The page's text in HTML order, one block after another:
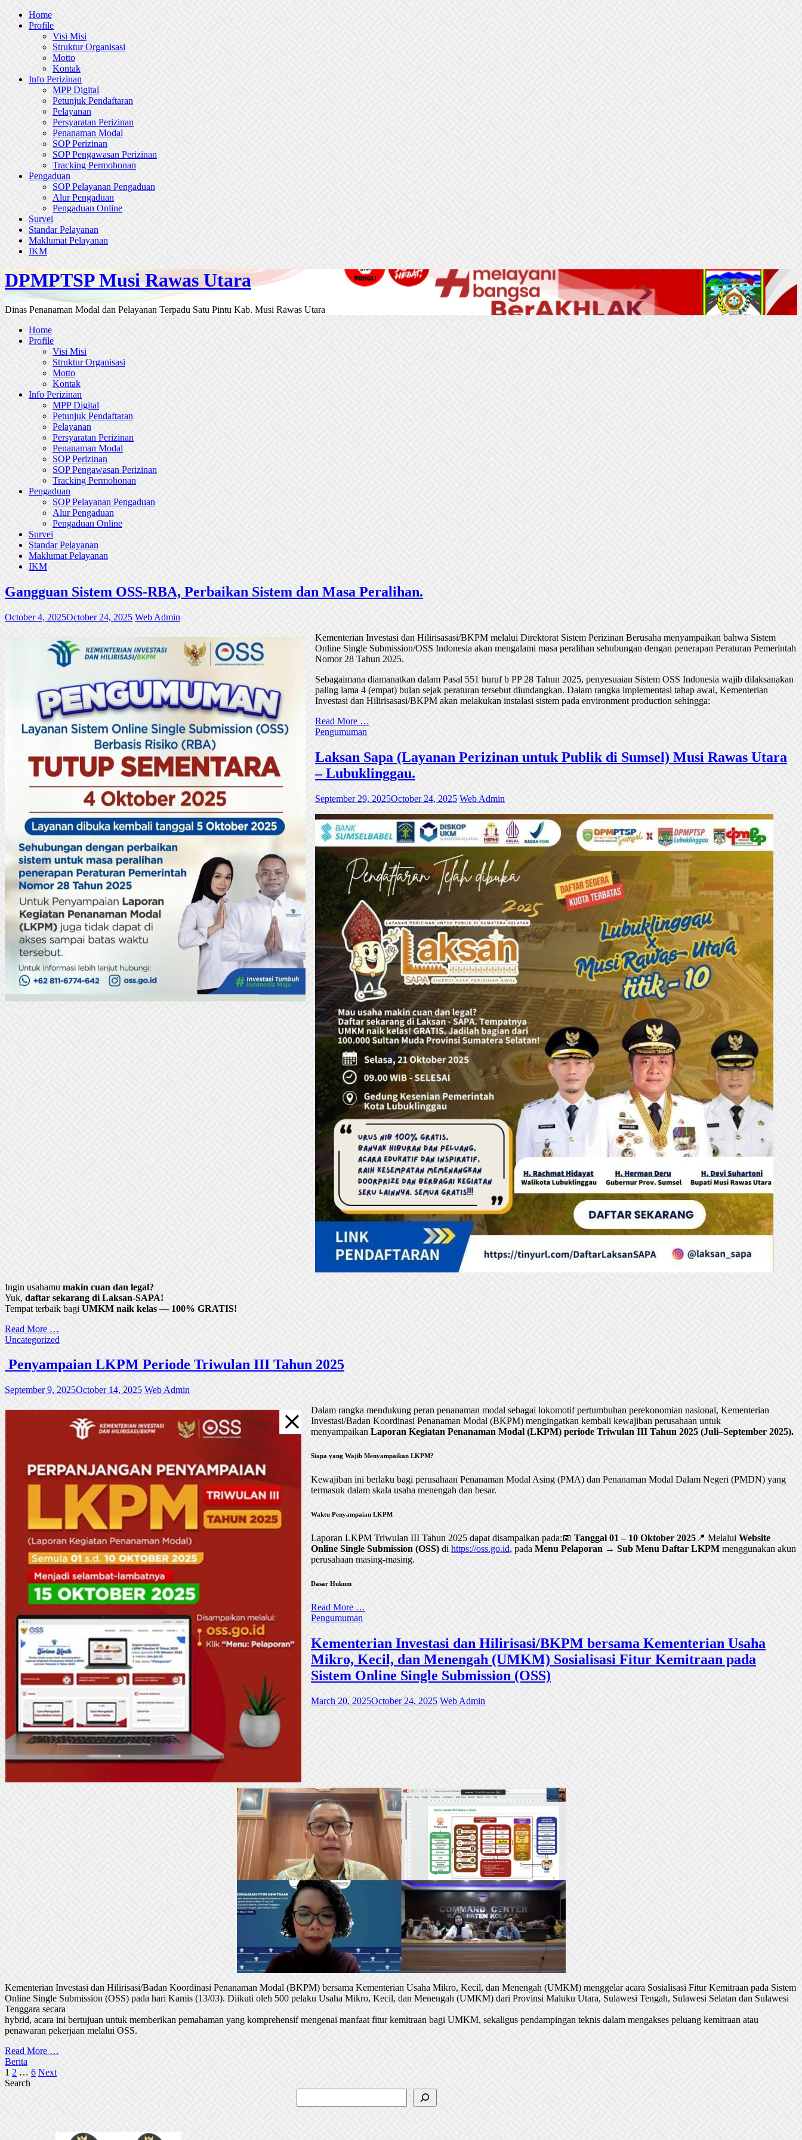
Skip
Home
Profile
Visi Misi
Struktur Organisasi
Motto
Kontak
Info Perizinan
MPP Digital
Petunjuk Pendaftaran
Pelayanan
Persyaratan Perizinan
Penanaman Modal
SOP Perizinan
SOP Pengawasan Perizinan
Tracking Permohonan
Pengaduan
SOP Pelayanan Pengaduan
Alur Pengaduan
Pengaduan Online
Survei
Standar Pelayanan
Maklumat Pelayanan
IKM
DPMPTSP Musi Rawas Utara
Dinas Penanaman Modal dan Pelayanan Terpadu Satu Pintu Kab. Musi Rawas Utara
Home
Profile
Visi Misi
Struktur Organisasi
Motto
Kontak
Info Perizinan
MPP Digital
Petunjuk Pendaftaran
Pelayanan
Persyaratan Perizinan
Penanaman Modal
SOP Perizinan
SOP Pengawasan Perizinan
Tracking Permohonan
Pengaduan
SOP Pelayanan Pengaduan
Alur Pengaduan
Pengaduan Online
Survei
Standar Pelayanan
Maklumat Pelayanan
IKM
Gangguan Sistem OSS-RBA, Perbaikan Sistem dan Masa Peralihan.
October 4, 2025October 24, 2025 Web Admin
Kementerian Investasi dan Hilirisasasi/BKPM melalui Direktorat Sistem Perizinan Berusaha menyampaikan bahwa Sistem
Online Single Submission/OSS Indonesia akan mengalami masa peralihan sehubungan dengan penerapan Peraturan Pemerintah
Nomor 28 Tahun 2025.
Sebagaimana diamanatkan dalam Pasal 551 huruf b PP 28 Tahun 2025, penyesuaian Sistem OSS Indonesia wajib dilaksanakan
paling lama 4 (empat) bulan sejak peraturan tersebut diundangkan. Dalam rangka implementasi tahap awal, Kementerian
Investasi dan Hilirisasasi/BKPM akan melakukan instalasi sistem pada environment production sehingga:
Read More …
Pengumuman
Laksan Sapa (Layanan Perizinan untuk Publik di Sumsel) Musi Rawas Utara
– Lubuklinggau.
September 29, 2025October 24, 2025 Web Admin
Ingin usahamu makin cuan dan legal?
Yuk, daftar sekarang di Laksan-SAPA!
Tempat terbaik bagi UMKM naik kelas — 100% GRATIS!
Read More …
Uncategorized
Penyampaian LKPM Periode Triwulan III Tahun 2025
September 9, 2025October 14, 2025 Web Admin
Dalam rangka mendukung peran penanaman modal sebagai lokomotif pertumbuhan perekonomian nasional, Kementerian
Investasi/Badan Koordinasi Penanaman Modal (BKPM) mengingatkan kembali kewajiban perusahaan untuk
menyampaikan Laporan Kegiatan Penanaman Modal (LKPM) periode Triwulan III Tahun 2025 (Juli–September 2025).
Siapa yang Wajib Menyampaikan LKPM?
Kewajiban ini berlaku bagi perusahaan Penanaman Modal Asing (PMA) dan Penanaman Modal Dalam Negeri (PMDN) yang
termasuk dalam skala usaha menengah dan besar.
Waktu Penyampaian LKPM
Laporan LKPM Triwulan III Tahun 2025 dapat disampaikan pada:📅 Tanggal 01 – 10 Oktober 2025 📍 Melalui Website
Online Single Submission (OSS) di https://oss.go.id, pada Menu Pelaporan → Sub Menu Daftar LKPM menggunakan akun
perusahaan masing-masing.
Dasar Hukum
Read More …
Pengumuman
Kementerian Investasi dan Hilirisasi/BKPM bersama Kementerian Usaha
Mikro, Kecil, dan Menengah (UMKM) Sosialisasi Fitur Kemitraan pada
Sistem Online Single Submission (OSS)
March 20, 2025October 24, 2025 Web Admin
Kementerian Investasi dan Hilirisasi/Badan Koordinasi Penanaman Modal (BKPM) bersama Kementerian Usaha Mikro, Kecil, dan Menengah (UMKM) menggelar acara Sosialisasi Fitur Kemitraan pada Sistem
Online Single Submission (OSS) pada hari Kamis (13/03). Diikuti oleh 500 pelaku Usaha Mikro, Kecil, dan Menengah (UMKM) dari Provinsi Maluku Utara, Sulawesi Tengah, Sulawesi Selatan dan Sulawesi
Tenggara secara
hybrid, acara ini bertujuan untuk memberikan pemahaman yang komprehensif mengenai manfaat fitur kemitraan bagi UMKM, sekaligus pendampingan teknis dalam mengakses peluang kemitraan atau
penawaran pekerjaan melalui OSS.
Read More …
Berita
Posts
pagination
1 2 … 6 Next
Search